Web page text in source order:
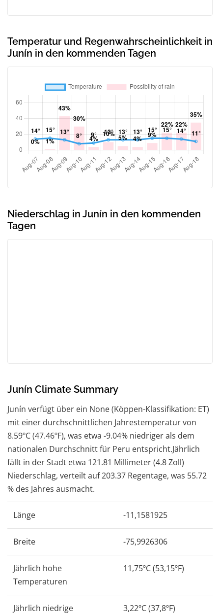
Temperatur und Regenwahrscheinlichkeit in
Junín in den kommenden Tagen
Niederschlag in Junín in den kommenden
Tagen
Junín Climate Summary
Junín verfügt über ein None (Köppen-Klassifikation: ET)
mit einer durchschnittlichen Jahrestemperatur von
8.59ºC (47.46ºF), was etwa -9.04% niedriger als dem
nationalen Durchschnitt für Peru entspricht.Jährlich
fällt in der Stadt etwa 121.81 Millimeter (4.8 Zoll)
Niederschlag, verteilt auf 203.37 Regentage, was 55.72
% des Jahres ausmacht.
Länge -11,1581925
Breite -75,9926306
Jährlich hohe
Temperaturen
11,75ºC (53,15ºF)
Jährlich niedrige
3,22ºC (37,8ºF)